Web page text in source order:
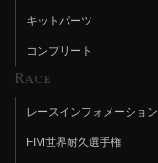
キットパーツ
コンプリート
Race
レースインフォメーション
FIM世界耐久選手権